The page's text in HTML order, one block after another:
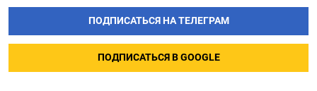
ПОДПИСАТЬСЯ НА ТЕЛЕГРАМ
ПОДПИСАТЬСЯ В GOOGLE